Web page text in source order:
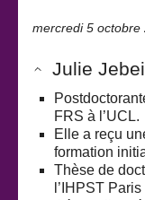
mercredi 5 octobre
Julie
FRS à l’UCL.
Elle a reçu
formation
Thèse de
l’IHPST